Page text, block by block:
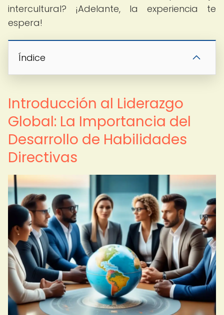
intercultural? ¡Adelante, la experiencia te
espera!
Índice
Introducción al Liderazgo
Global: La Importancia del
Desarrollo de Habilidades
Directivas